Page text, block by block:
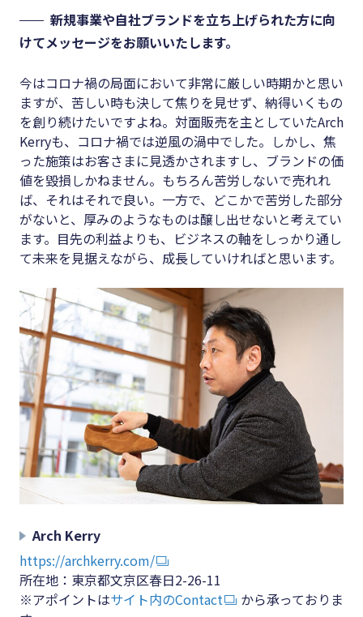
新規事業や自社ブランドを立ち上げられた方に向
けてメッセージをお願いいたします。
今はコロナ禍の局面において非常に厳しい時期かと思い
ますが、苦しい時も決して焦りを見せず、納得いくもの
を創り続けたいですよね。対面販売を主としていたArch
Kerryも、コロナ禍では逆風の渦中でした。しかし、焦
った施策はお客さまに見透かされますし、ブランドの価
値を毀損しかねません。もちろん苦労しないで売れれ
ば、それはそれで良い。一方で、どこかで苦労した部分
がないと、厚みのようなものは醸し出せないと考えてい
ます。目先の利益よりも、ビジネスの軸をしっかり通し
て未来を見据えながら、成長していければと思います。
Arch Kerry
https://archkerry.com/
所在地：東京都文京区春日2-26-11
※アポイントはサイト内のContact
から承っておりま